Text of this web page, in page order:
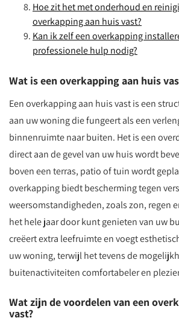
Hoe zit het met onderhoud en
overkapping aan huis vast?
Kan ik zelf een overkapping
professionele hulp nodig?
Wat is een overkapping aan huis
Een overkapping aan huis vast is een
aan uw woning die fungeert als een
binnenruimte naar buiten. Het is een
direct aan de gevel van uw huis wordt
boven een terras, patio of tuin wordt
overkapping biedt bescherming tegen
weersomstandigheden, zoals zon, regen
het hele jaar door kunt genieten van uw
creëert extra leefruimte en voegt
uw woning, terwijl het tevens de
buitenactiviteiten comfortabeler en
Wat zijn de voordelen van een
vast?